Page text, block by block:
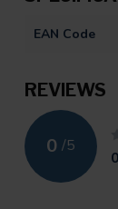
EAN Code
REVIEWS
0 /5
0